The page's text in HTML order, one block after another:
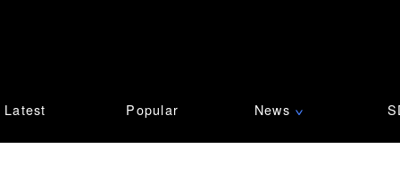
Latest Popular News ∨